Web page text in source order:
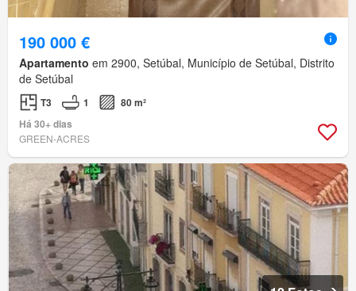
190 000 €
Apartamento em 2900, Setúbal, Município de Setúbal, Distrito
de Setúbal
T3 1
80 m²
Há 30+ dias
GREEN-ACRES